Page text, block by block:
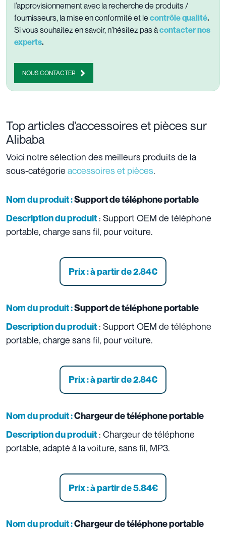
l’approvisionnement avec la recherche de produits /
fournisseurs, la mise en conformité et le contrôle qualité.
Si vous souhaitez en savoir, n’hésitez pas àcontacter nos
experts.
NOUS CONTACTER
Top articles d’accessoires et pièces sur
Alibaba
Voici notre sélection des meilleurs produits de la
sous-catégorie accessoires et pièces.
Nom du produit :Support de téléphone portable
Description du produit : Support OEM de téléphone
portable, charge sans fil, pour voiture.
Prix : à partir de 2.84€
Nom du produit :Support de téléphone portable
Description du produit : Support OEM de téléphone
portable, charge sans fil, pour voiture.
Prix : à partir de 2.84€
Nom du produit :Chargeur de téléphone portable
Description du produit : Chargeur de téléphone
portable, adapté à la voiture, sans fil, MP3.
Prix : à partir de 5.84€
Nom du produit :Chargeur de téléphone portable